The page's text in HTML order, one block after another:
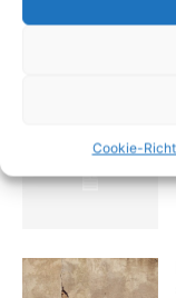
Cookie-
AKTUELL